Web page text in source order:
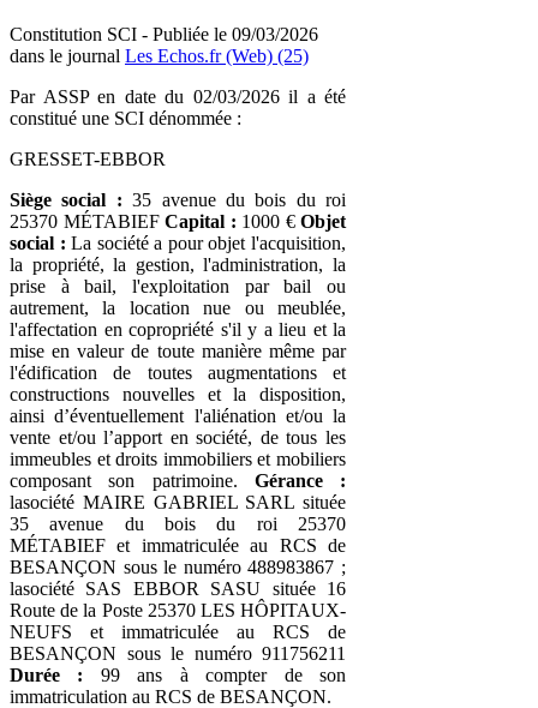
Constitution SCI - Publiée le 09/03/2026
dans le journal Les Echos.fr (Web) (25)
Par ASSP en date du 02/03/2026 il a été
constitué une SCI dénommée :
GRESSET-EBBOR
Siège social : 35 avenue du bois du roi
25370 MÉTABIEF Capital : 1000 € Objet
social : La société a pour objet l'acquisition,
la propriété, la gestion, l'administration, la
prise à bail, l'exploitation par bail ou
autrement, la location nue ou meublée,
l'affectation en copropriété s'il y a lieu et la
mise en valeur de toute manière même par
l'édification de toutes augmentations et
constructions nouvelles et la disposition,
ainsi d’éventuellement l'aliénation et/ou la
vente et/ou l’apport en société, de tous les
immeubles et droits immobiliers et mobiliers
composant son patrimoine. Gérance :
lasociété MAIRE GABRIEL SARL située
35 avenue du bois du roi 25370
MÉTABIEF et immatriculée au RCS de
BESANÇON sous le numéro 488983867 ;
lasociété SAS EBBOR SASU située 16
Route de la Poste 25370 LES HÔPITAUX-
NEUFS et immatriculée au RCS de
BESANÇON sous le numéro 911756211
Durée : 99 ans à compter de son
immatriculation au RCS de BESANÇON.